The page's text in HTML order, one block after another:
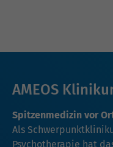
AMEOS
Spitzenmedizin vor
Als
Psychotherapie hat